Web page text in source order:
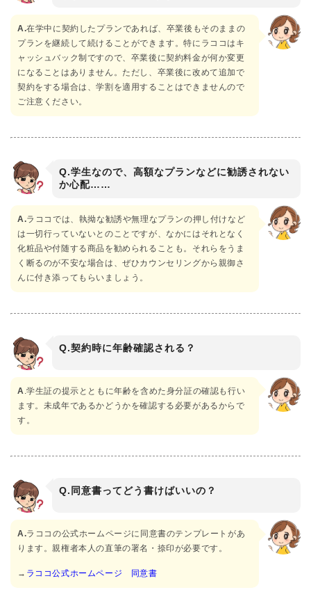
A.在学中に契約したプランであれば、卒業後もそのままの
プランを継続して続けることができます。特にラココはキ
ャッシュバック制ですので、卒業後に契約料金が何か変更
になることはありません。ただし、卒業後に改めて追加で
契約をする場合は、学割を適用することはできませんので
ご注意ください。
Q.学生なので、高額なプランなどに勧誘されない
か心配……
A.ラココでは、執拗な勧誘や無理なプランの押し付けなど
は一切行っていないとのことですが、なかにはそれとなく
化粧品や付随する商品を勧められることも。それらをうま
く断るのが不安な場合は、ぜひカウンセリングから親御さ
んに付き添ってもらいましょう。
Q.契約時に年齢確認される？
A .学生証の提示とともに年齢を含めた身分証の確認も行い
ます。未成年であるかどうかを確認する必要があるからで
す。
Q.同意書ってどう書けばいいの？
A.ラココの公式ホームページに同意書のテンプレートがあ
ります。親権者本人の直筆の署名・捺印が必要です。
→ ラココ公式ホームページ 同意書